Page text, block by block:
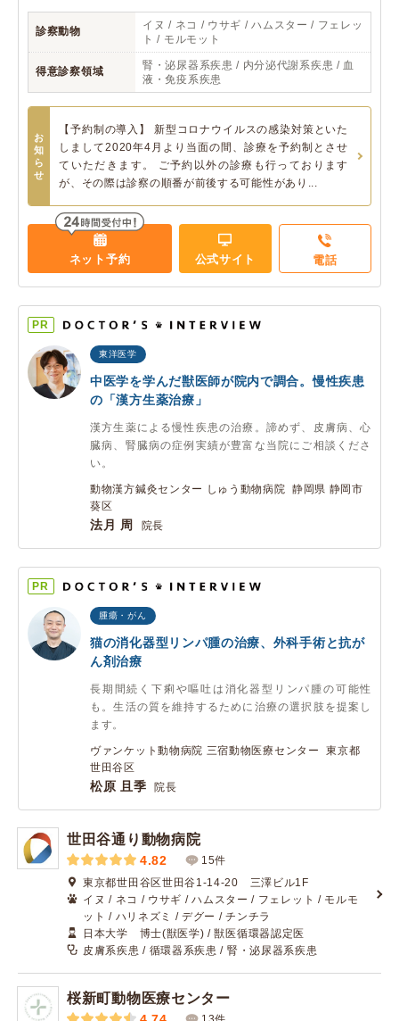
診察動物
イヌ / ネコ / ウサギ / ハムスター / フェレッ
ト / モルモット
得意診察領域
腎・泌尿器系疾患 / 内分泌代謝系疾患 / 血
液・免疫系疾患
お
知
ら
せ
【予約制の導入】 新型コロナウイルスの感染対策といた
しまして2020年4月より当面の間、診療を予約制とさせ
ていただきます。 ご予約以外の診療も行っております
が、その際は診察の順番が前後する可能性があり...
ネット予約 公式サイト 電話
PR
東洋医学
中医学を学んだ獣医師が院内で調合。慢性疾患
の「漢方生薬治療」
漢方生薬による慢性疾患の治療。諦めず、皮膚病、心
臓病、腎臓病の症例実績が豊富な当院にご相談くださ
い。
動物漢方鍼灸センター しゅう動物病院 静岡県 静岡市
葵区
法月 周 院長
PR
腫瘍・がん
猫の消化器型リンパ腫の治療、外科手術と抗が
ん剤治療
長期間続く下痢や嘔吐は消化器型リンパ腫の可能性
も。生活の質を維持するために治療の選択肢を提案し
ます。
ヴァンケット動物病院 三宿動物医療センター 東京都
世田谷区
松原 且季 院長
世田谷通り動物病院
4.82
15件
東京都世田谷区世田谷1-14-20 三澤ビル1F
イヌ / ネコ / ウサギ / ハムスター / フェレット / モルモ
ット / ハリネズミ / デグー / チンチラ
日本大学 博士(獣医学) / 獣医循環器認定医
皮膚系疾患 / 循環器系疾患 / 腎・泌尿器系疾患
桜新町動物医療センター